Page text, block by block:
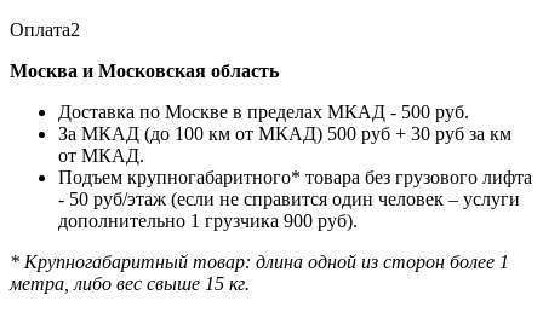
Оплата2
Москва и Московская область
Доставка по Москве в пределах МКАД - 500 руб.
За МКАД (до 100 км от МКАД) 500 руб + 30 руб за км
от МКАД.
Подъем крупногабаритного* товара без грузового лифта
- 50 руб/этаж (если не справится один человек – услуги
дополнительно 1 грузчика 900 руб).
* Крупногабаритный товар: длина одной из сторон более 1
метра, либо вес свыше 15 кг.